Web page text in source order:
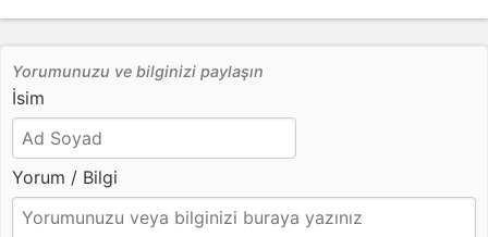
Yorumunuzu ve bilginizi paylaşın
İsim
Yorum / Bilgi